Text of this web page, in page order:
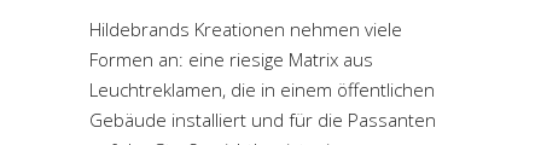
Hildebrands Kreationen nehmen viele
Formen an: eine riesige Matrix aus
Leuchtreklamen, die in einem öffentlichen
Gebäude installiert und für die Passanten